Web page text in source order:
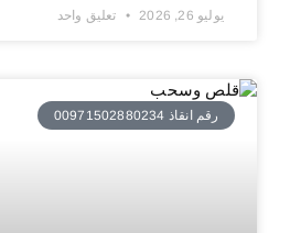
يوليو 26, 2026 تعليق واحد
رقم انقاذ 00971502880234